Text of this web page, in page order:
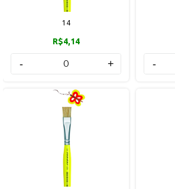
14
R$4,14
- + -